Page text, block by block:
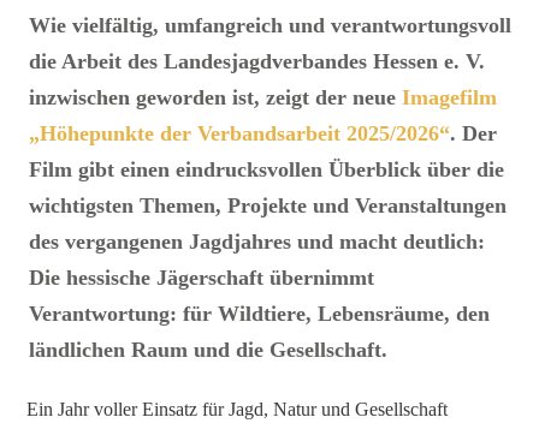
Wie vielfältig, umfangreich und verantwortungsvoll
die Arbeit des Landesjagdverbandes Hessen e. V.
inzwischen geworden ist, zeigt der neueImagefilm
„Höhepunkte der Verbandsarbeit 2025/2026“. Der
Film gibt einen eindrucksvollen Überblick über die
wichtigsten Themen, Projekte und Veranstaltungen
des vergangenen Jagdjahres und macht deutlich:
Die hessische Jägerschaft übernimmt
Verantwortung: für Wildtiere, Lebensräume, den
ländlichen Raum und die Gesellschaft.
Ein Jahr voller Einsatz für Jagd, Natur und Gesellschaft